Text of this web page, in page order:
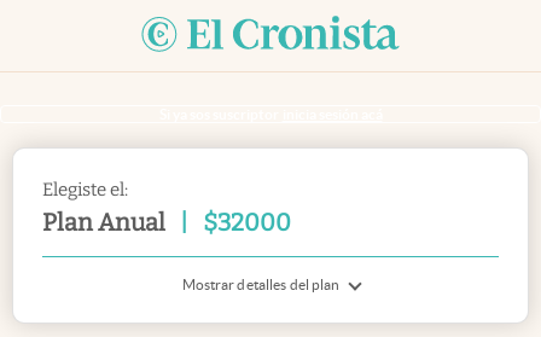
Elegiste el:
Plan Anual $32000
Mostrar detalles del plan